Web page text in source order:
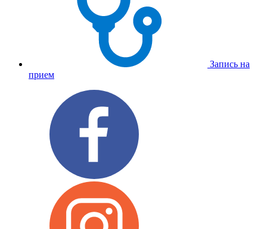
Запись на
прием